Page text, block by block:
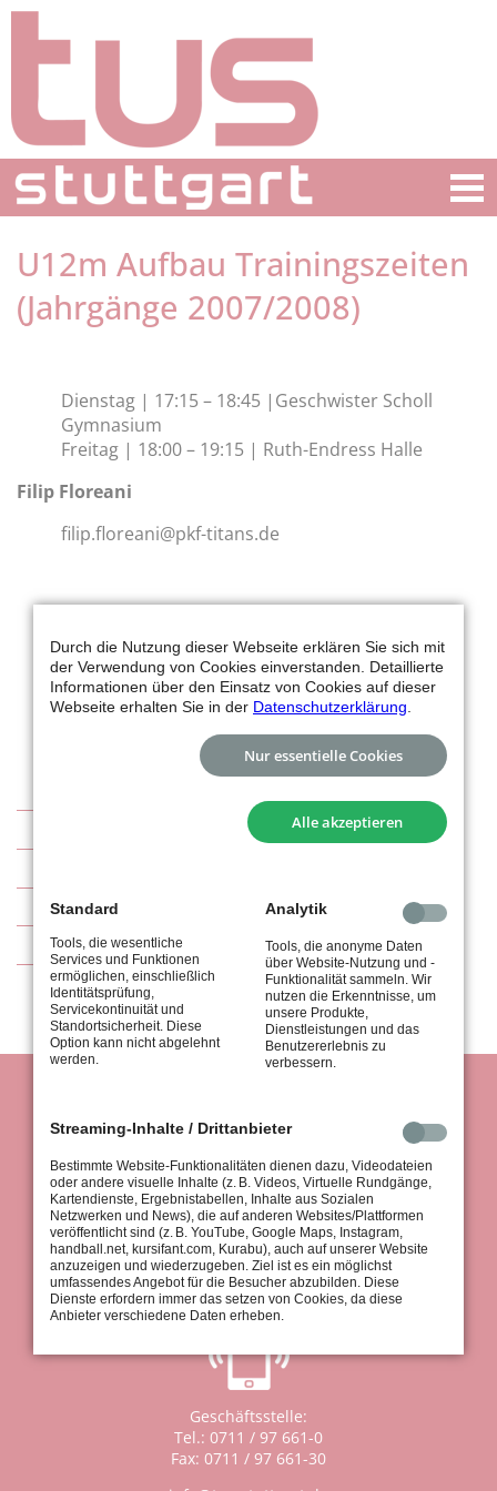
U12m Aufbau Trainingszeiten
(Jahrgänge 2007/2008)
Dienstag | 17:15 – 18:45 |Geschwister Scholl
Gymnasium
Freitag | 18:00 – 19:15 | Ruth-Endress Halle
Filip Floreani
filip.floreani@pkf-titans.de
Sponsoren
Kontakt
tus Stuttgart 1867 e.V.
Königsträßle 37
70597 Stuttgart
Geschäftsstelle:
Tel.: 0711 / 97 661-0
Fax: 0711 / 97 661-30
Durch die Nutzung dieser Webseite erklären Sie sich mit
der Verwendung von Cookies einverstanden. Detaillierte
Informationen über den Einsatz von Cookies auf dieser
Webseite erhalten Sie in der Datenschutzerklärung
Nur essentielle Cookies
Alle akzeptieren
Standard
Tools, die wesentliche
Services und Funktionen
ermöglichen, einschließlich
Identitätsprüfung,
Servicekontinuität und
Standortsicherheit. Diese
Option kann nicht abgelehnt
werden.
Analytik
Tools, die anonyme Daten
über Website-Nutzung und -
Funktionalität sammeln. Wir
nutzen die Erkenntnisse, um
unsere Produkte,
Dienstleistungen und das
Benutzererlebnis zu
verbessern.
Streaming-Inhalte / Drittanbieter
Bestimmte Website-Funktionalitäten dienen dazu, Videodateien
oder andere visuelle Inhalte (z. B. Videos, Virtuelle Rundgänge,
Kartendienste, Ergebnistabellen, Inhalte aus Sozialen
Netzwerken und News), die auf anderen Websites/Plattformen
veröffentlicht sind (z. B. YouTube, Google Maps, Instagram,
handball.net, kursifant.com, Kurabu), auch auf unserer Website
anzuzeigen und wiederzugeben. Ziel ist es ein möglichst
umfassendes Angebot für die Besucher abzubilden. Diese
Dienste erfordern immer das setzen von Cookies, da diese
Anbieter verschiedene Daten erheben.